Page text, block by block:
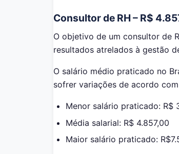
Consultor de RH – R$
O objetivo de um consultor de
resultados atrelados à gestão
O salário médio praticado no
sofrer variações de acordo
Menor salário praticado: R$
Média salarial: R$ 4.857,00
Maior salário praticado: